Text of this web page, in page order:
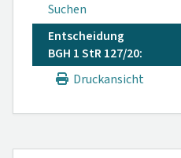
Suchen
Entscheidung
BGH 1 StR 127/20:
Druckansicht